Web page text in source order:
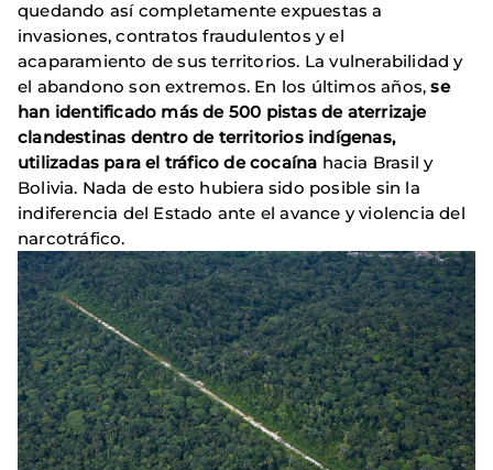
quedando así completamente expuestas a
invasiones, contratos fraudulentos y el
acaparamiento de sus territorios. La vulnerabilidad y
el abandono son extremos. En los últimos años,se
han identificado más de 500 pistas de aterrizaje
clandestinas dentro de territorios indígenas,
utilizadas para el tráfico de cocaína hacia Brasil y
Bolivia. Nada de esto hubiera sido posible sin la
indiferencia del Estado ante el avance y violencia del
narcotráfico.